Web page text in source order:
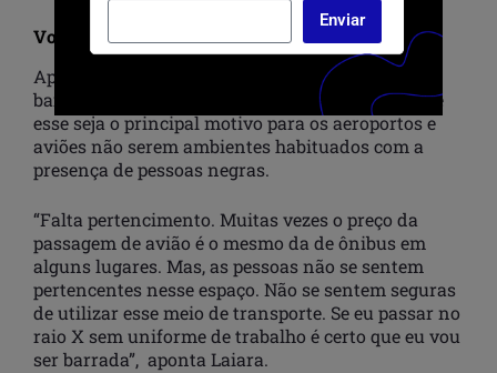
Voar é inacessível para pessoas negras?
Apesar do custo para viajar de avião ser uma
barreira, Kênia e Laiara tentam desmistificar que
esse seja o principal motivo para os aeroportos e
aviões não serem ambientes habituados com a
presença de pessoas negras.
“Falta pertencimento. Muitas vezes o preço da
passagem de avião é o mesmo da de ônibus em
alguns lugares. Mas, as pessoas não se sentem
pertencentes nesse espaço. Não se sentem seguras
de utilizar esse meio de transporte. Se eu passar no
raio X sem uniforme de trabalho é certo que eu vou
ser barrada”, aponta Laiara.
Enviar